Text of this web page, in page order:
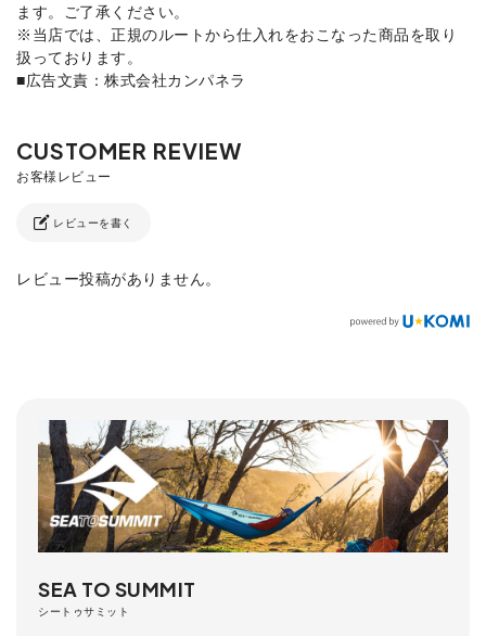
ます。ご了承ください。
※当店では、正規のルートから仕入れをおこなった商品を取り
扱っております。
■広告文責：株式会社カンパネラ
レビューを書く
レビュー投稿がありません。
SEA TO SUMMIT
シートゥサミット